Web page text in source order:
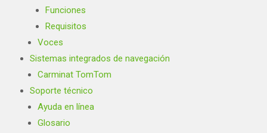
Funciones
Requisitos
Voces
Sistemas integrados de navegación
Carminat TomTom
Soporte técnico
Ayuda en línea
Glosario